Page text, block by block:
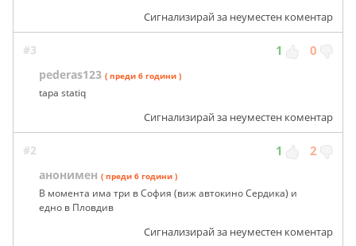
Сигнализирай за неуместен коментар
#3 1 0
pederas123 ( преди 6 години )
tapa statiq
Сигнализирай за неуместен коментар
#2 1 2
анонимен ( преди 6 години )
В момента има три в София (виж автокино Сердика) и
едно в Пловдив
Сигнализирай за неуместен коментар